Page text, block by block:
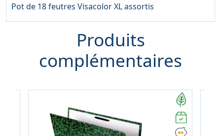
Pot de 18 feutres Visacolor XL assortis
Produits
complémentaires